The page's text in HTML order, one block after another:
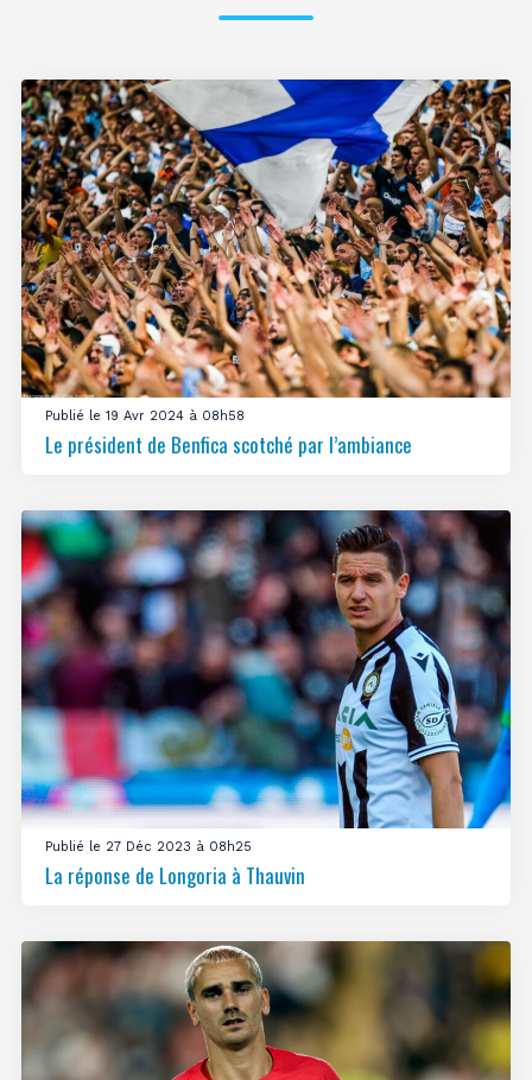
Publié le 19 Avr 2024 à 08h58
Le président de Benfica scotché par l’ambiance
Publié le 27 Déc 2023 à 08h25
La réponse de Longoria à Thauvin